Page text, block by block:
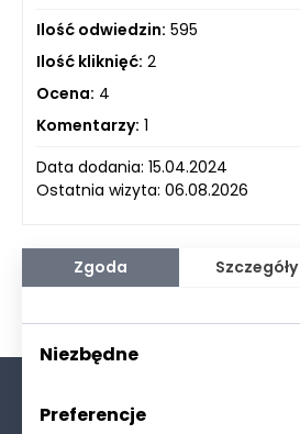
Ilość odwiedzin: 595
Ilość kliknięć: 2
Ocena: 4
Komentarzy: 1
Data dodania: 15.04.2024
Ostatnia wizyta: 06.08.2026
Zgoda Szczegóły
Niezbędne
Preferencje